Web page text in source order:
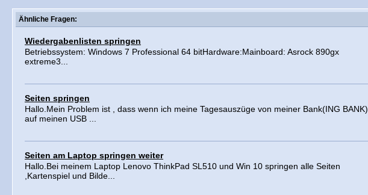
Ähnliche Fragen:
Wiedergabenlisten springen
Betriebssystem: Windows 7 Professional 64 bitHardware:Mainboard: Asrock 890gx
extreme3...
Seiten springen
Hallo.Mein Problem ist , dass wenn ich meine Tagesauszüge von meiner Bank(ING BANK)
auf meinen USB ...
Seiten am Laptop springen weiter
Hallo.Bei meinem Laptop Lenovo ThinkPad SL510 und Win 10 springen alle Seiten
,Kartenspiel und Bilde...